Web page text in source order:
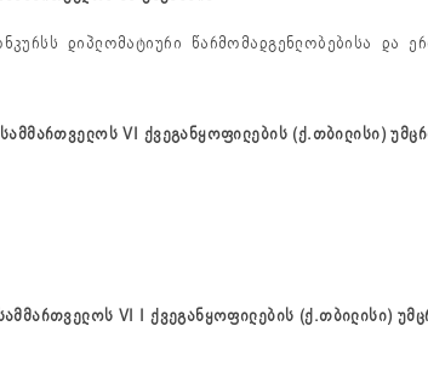
დიპლომატიური წარმომადგენლობებისა და
სამმართველოსVI ქვეგანყოფილების (ქ.თბილისი)
VI Iქვეგანყოფილების (ქ.თბილისი)